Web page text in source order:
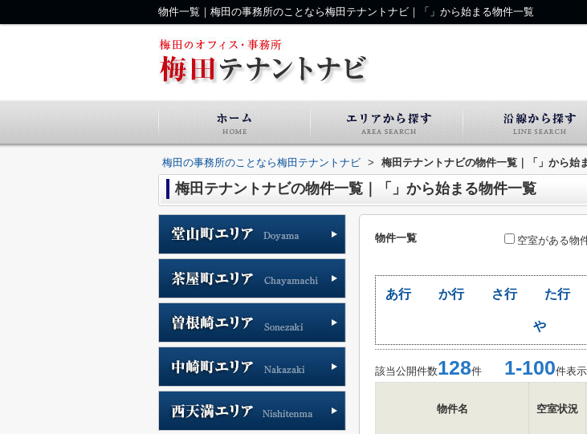
物件一覧｜梅田の事務所のことなら梅田テナントナビ｜「」から始まる物件一覧
梅田の事務所のことなら梅田テナントナビ > 梅田テナントナビの物件一覧｜「」から始
梅田テナントナビの物件一覧｜「」から始まる物件一覧
物件一覧
空室がある物
あ行 か行 さ行 た行
や
該当公開件数128件 1-100件表示
物件名 空室状況